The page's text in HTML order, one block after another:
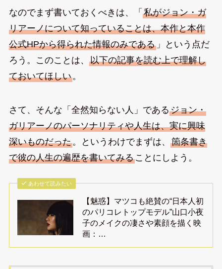
なのでまず書いておくべきは、「 私がジョン・ガ
リアーノについて知っていることは、本作と本作
公式HPから得られた情報のみである」という点だ
ろう。このことは、 以下の記事を読む上で理解し
ておいてほしい。
さて、そんな「全然知らない人」であるジョン・
ガリアーノのパーソナリティや人生は、実に興味
深いものだった。というわけでまずは、 箇条書き
で彼の人生の遍歴を書いてみることにしよう。
あわせて読みたい
【魅惑】マツコも絶賛の“日本人初
のパリコレトップモデル”山口小夜
子のメイクの凄さや素顔を描く映
画：…